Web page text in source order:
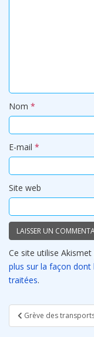
Nom *
E-mail *
Site web
Ce site utilise
plus sur la façon
traitées.
Navigation
de
Grève des